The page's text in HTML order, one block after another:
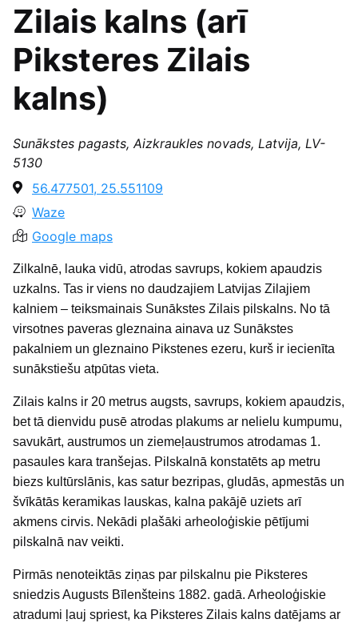
Zilais kalns (arī
Piksteres Zilais
kalns)
Sunākstes pagasts, Aizkraukles novads, Latvija, LV-
5130
56.477501, 25.551109
Waze
Google maps
Zilkalnē, lauka vidū, atrodas savrups, kokiem apaudzis
uzkalns. Tas ir viens no daudzajiem Latvijas Zilajiem
kalniem – teiksmainais Sunākstes Zilais pilskalns. No tā
virsotnes paveras gleznaina ainava uz Sunākstes
pakalniem un gleznaino Pikstenes ezeru, kurš ir iecienīta
sunākstiešu atpūtas vieta.
Zilais kalns ir 20 metrus augsts, savrups, kokiem apaudzis,
bet tā dienvidu pusē atrodas plakums ar nelielu kumpumu,
savukārt, austrumos un ziemeļaustrumos atrodamas 1.
pasaules kara tranšejas. Pilskalnā konstatēts ap metru
biezs kultūrslānis, kas satur bezripas, gludās, apmestās un
švīkātās keramikas lauskas, kalna pakājē uziets arī
akmens cirvis. Nekādi plašāki arheoloģiskie pētījumi
pilskalnā nav veikti.
Pirmās nenoteiktās ziņas par pilskalnu pie Piksteres
sniedzis Augusts Bīlenšteins 1882. gadā. Arheoloģiskie
atradumi ļauj spriest, ka Piksteres Zilais kalns datējams ar